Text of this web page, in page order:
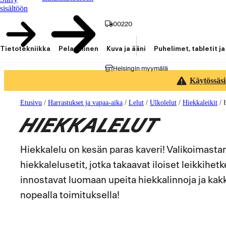
sisältöön
00220
Helsingin myymälä
Tietotekniikka Pelaaminen Kuva ja ääni Puhelimet, tabletit
Etusivu / Harrastukset ja vapaa-aika / Lelut / Ulkolelut / Hiekkaleikit /
HIEKKALELUT
Hiekkalelu on kesän paras kaveri!
hiekkalelusetit, jotka takaavat iloiset
innostavat luomaan upeita hiekkalinnoja ja
nopealla toimituksella!